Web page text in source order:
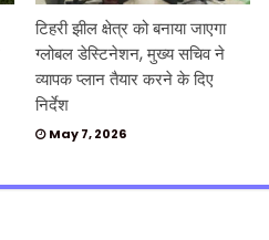
टिहरी झील क्षेत्र को बनाया जाएगा
ग्लोबल डेस्टिनेशन, मुख्य सचिव ने
व्यापक प्लान तैयार करने के दिए
निर्देश
May 7, 2026